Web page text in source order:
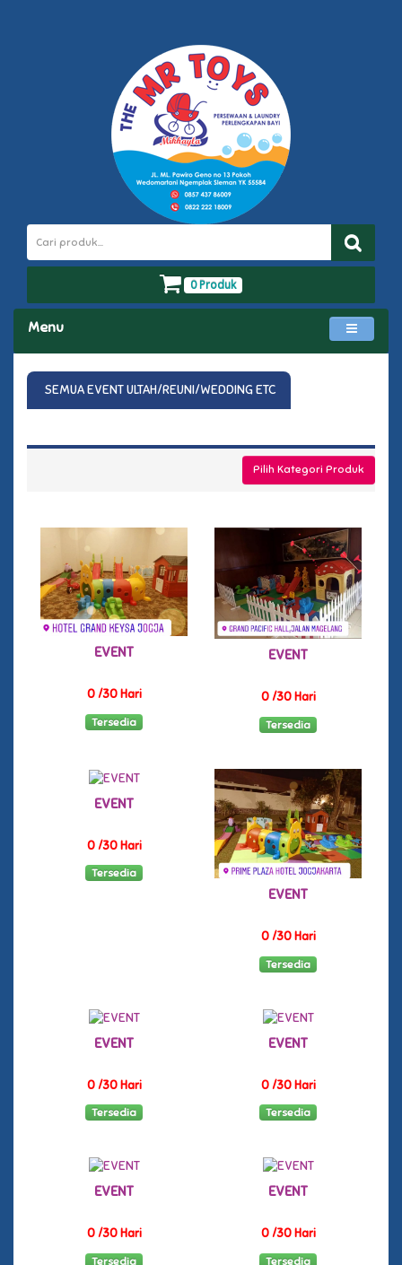
0 Produk
Menu
SEMUA EVENT ULTAH/REUNI/WEDDING ETC
Pilih Kategori Produk
EVENT
0 /30 Hari
Tersedia
EVENT
0 /30 Hari
Tersedia
EVENT
0 /30 Hari
Tersedia
EVENT
0 /30 Hari
Tersedia
EVENT
0 /30 Hari
Tersedia
EVENT
0 /30 Hari
Tersedia
EVENT
0 /30 Hari
Tersedia
EVENT
0 /30 Hari
Tersedia